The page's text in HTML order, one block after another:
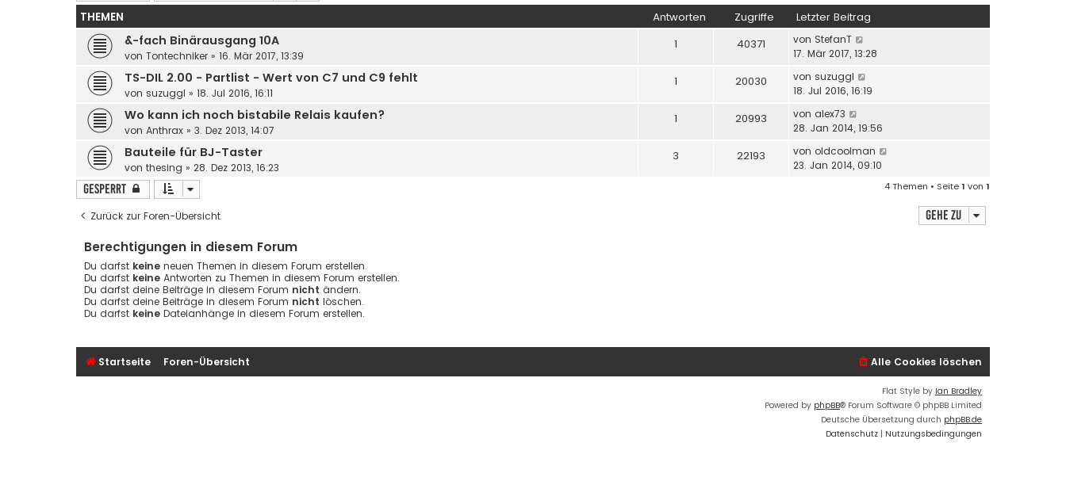
THEMEN Antworten Zugriffe Letzter Beitrag
&-fach Binärausgang 10A
von Tontechniker » 16. Mär 2017, 13:39
1 40371 von StefanT
17. Mär 2017, 13:28
TS-DIL 2.00 - Partlist - Wert von C7 und C9 fehlt
von suzuggl » 18. Jul 2016, 16:11
1 20030 von suzuggl
18. Jul 2016, 16:19
Wo kann ich noch bistabile Relais kaufen?
von Anthrax » 3. Dez 2013, 14:07
1 20993 von alex73
28. Jan 2014, 19:56
Bauteile für BJ-Taster
von thesing » 28. Dez 2013, 16:23
3 22193 von oldcoolman
23. Jan 2014, 09:10
Gesperrt 4 Themen • Seite1 von 1
Zurück zur Foren-Übersicht Gehe zu
Berechtigungen in diesem Forum
Du darfst keine neuen Themen in diesem Forum erstellen.
Du darfst keine Antworten zu Themen in diesem Forum erstellen.
Du darfst deine Beiträge in diesem Forum nicht ändern.
Du darfst deine Beiträge in diesem Forum nicht löschen.
Du darfst keine Dateianhänge in diesem Forum erstellen.
Startseite Foren-Übersicht Alle Cookies löschen
Flat Style by Ian Bradley
Powered by phpBB® Forum Software © phpBB Limited
Deutsche Übersetzung durch phpBB.de
Datenschutz | Nutzungsbedingungen